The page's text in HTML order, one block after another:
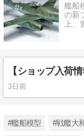
艦船
の新
上
3日前
#艦船模型 #戦艦大